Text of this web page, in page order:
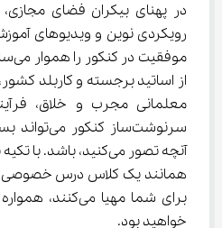
در پهنای بیکران فضای
معلمانی مجرب و خلاق،
آنچه تصور می‌کنید، باشد. با تکیه بر
همانند یک کلاس درس خصوصی
برای شما مهیا
خواهید بود.